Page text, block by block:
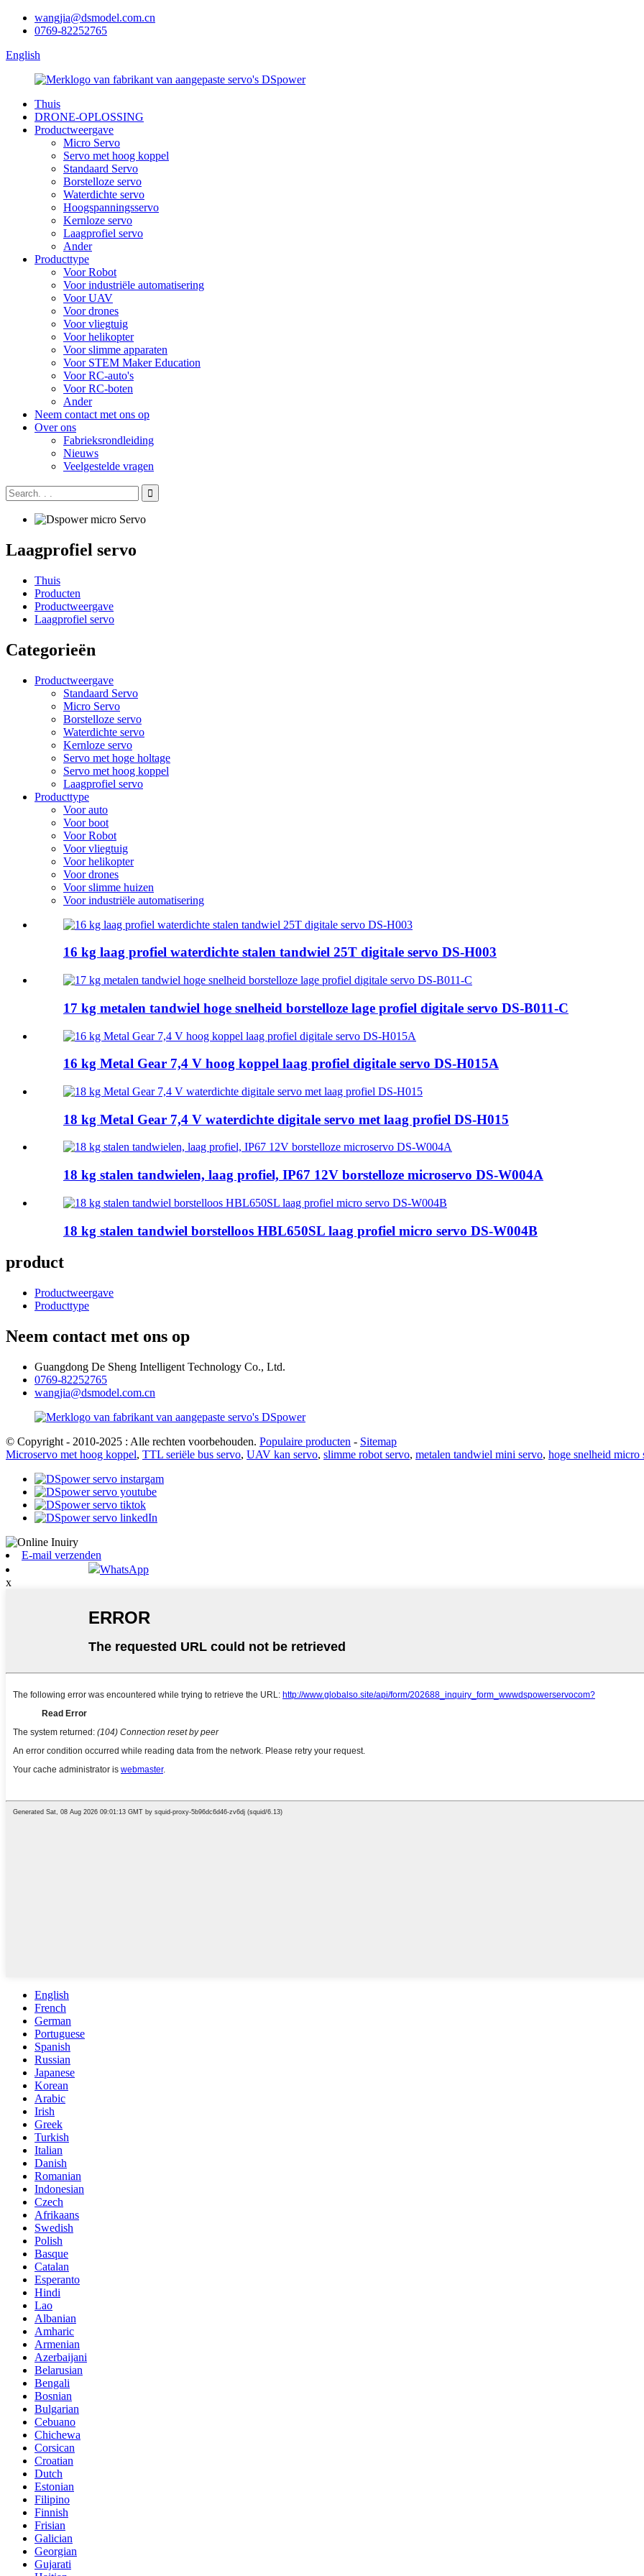
wangjia@dsmodel.com.cn
0769-82252765
English
Thuis
DRONE-OPLOSSING
Productweergave
Micro Servo
Servo met hoog koppel
Standaard Servo
Borstelloze servo
Waterdichte servo
Hoogspanningsservo
Kernloze servo
Laagprofiel servo
Ander
Producttype
Voor Robot
Voor industriële automatisering
Voor UAV
Voor drones
Voor vliegtuig
Voor helikopter
Voor slimme apparaten
Voor STEM Maker Education
Voor RC-auto's
Voor RC-boten
Ander
Neem contact met ons op
Over ons
Fabrieksrondleiding
Nieuws
Veelgestelde vragen
Laagprofiel servo
Thuis
Producten
Productweergave
Laagprofiel servo
Categorieën
Productweergave
Standaard Servo
Micro Servo
Borstelloze servo
Waterdichte servo
Kernloze servo
Servo met hoge holtage
Servo met hoog koppel
Laagprofiel servo
Producttype
Voor auto
Voor boot
Voor Robot
Voor vliegtuig
Voor helikopter
Voor drones
Voor slimme huizen
Voor industriële automatisering
16 kg laag profiel waterdichte stalen tandwiel 25T digitale servo DS-H003
17 kg metalen tandwiel hoge snelheid borstelloze lage profiel digitale servo DS-B011-C
16 kg Metal Gear 7,4 V hoog koppel laag profiel digitale servo DS-H015A
18 kg Metal Gear 7,4 V waterdichte digitale servo met laag profiel DS-H015
18 kg stalen tandwielen, laag profiel, IP67 12V borstelloze microservo DS-W004A
18 kg stalen tandwiel borstelloos HBL650SL laag profiel micro servo DS-W004B
product
Productweergave
Producttype
Neem contact met ons op
Guangdong De Sheng Intelligent Technology Co., Ltd.
0769-82252765
wangjia@dsmodel.com.cn
© Copyright - 2010-2025 : Alle rechten voorbehouden. Populaire producten - Sitemap
Microservo met hoog koppel, TTL seriële bus servo, UAV kan servo, slimme robot servo, metalen tandwiel mini servo, hoge snelheid micro
E-mail verzenden
WhatsApp
x
English
French
German
Portuguese
Spanish
Russian
Japanese
Korean
Arabic
Irish
Greek
Turkish
Italian
Danish
Romanian
Indonesian
Czech
Afrikaans
Swedish
Polish
Basque
Catalan
Esperanto
Hindi
Lao
Albanian
Amharic
Armenian
Azerbaijani
Belarusian
Bengali
Bosnian
Bulgarian
Cebuano
Chichewa
Corsican
Croatian
Dutch
Estonian
Filipino
Finnish
Frisian
Galician
Georgian
Gujarati